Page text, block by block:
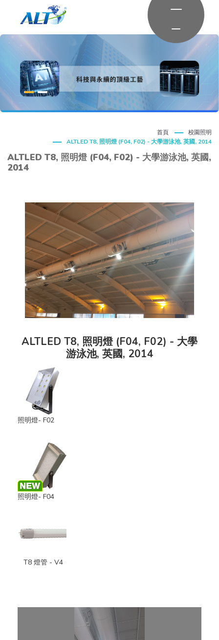
首頁
校園照明
ALTLED T8, 照明燈 (F04, F02) - 大學游泳池, 英國, 2014
ALTLED T8, 照明燈 (F04, F02) - 大學游泳池, 英國,
2014
ALTLED T8, 照明燈 (F04, F02) - 大學
游泳池, 英國, 2014
照明燈- F02
照明燈- F04
T8 燈管 - V4